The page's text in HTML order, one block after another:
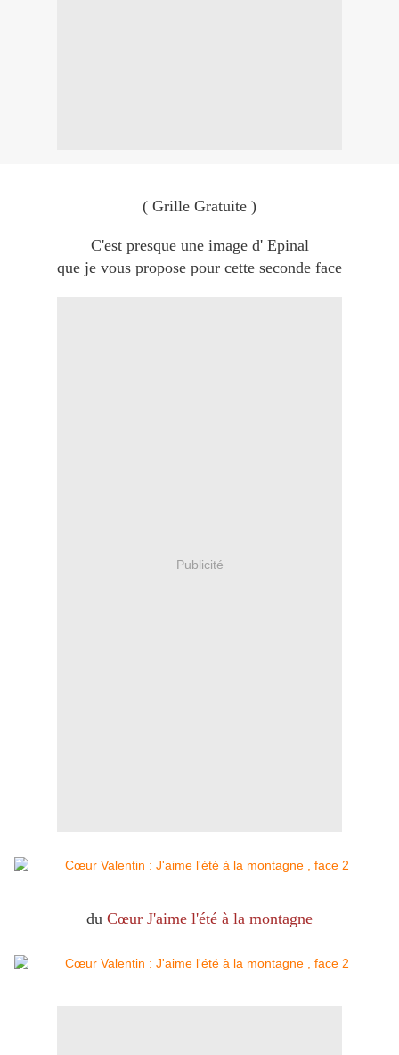
( Grille Gratuite )
C'est presque une image d' Epinal
que je vous propose pour cette seconde face
Publicité
du Cœur J'aime l'été à la montagne